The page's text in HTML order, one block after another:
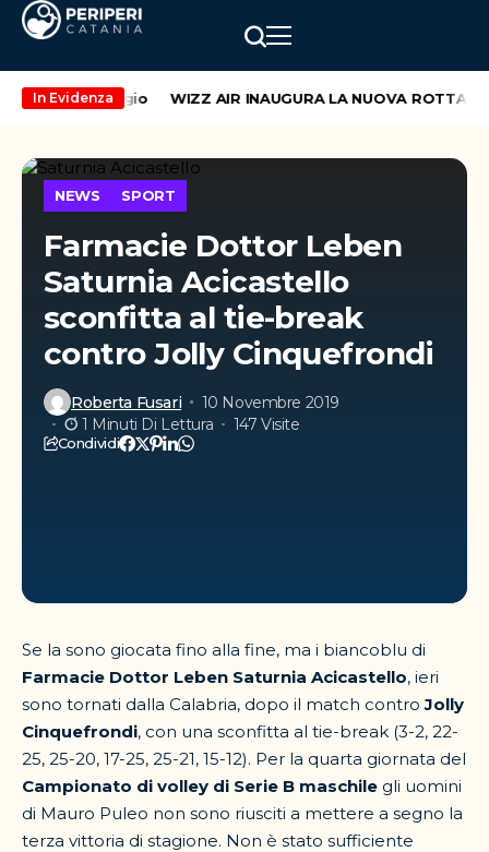
In Evidenza
di maggio WIZZ AIR INAUGURA LA NUOVA ROTTA
NEWS SPORT
Farmacie Dottor Leben
Saturnia Acicastello
sconfitta al tie-break
contro Jolly Cinquefrondi
Roberta Fusari
10 Novembre 2019
1 Minuti Di Lettura
147 Visite
Condividi
Se la sono giocata fino alla fine, ma i biancoblu di
Farmacie Dottor Leben Saturnia Acicastello, ieri
sono tornati dalla Calabria, dopo il match controJolly
Cinquefrondi, con una sconfitta al tie-break (3-2, 22-
25, 25-20, 17-25, 25-21, 15-12). Per la quarta giornata del
Campionato di volley di Serie B maschile gli uomini
di Mauro Puleo non sono riusciti a mettere a segno la
terza vittoria di stagione. Non è stato sufficiente